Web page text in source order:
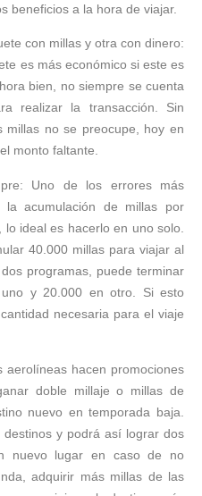
beneficios a la hora de viajar.
con millas y otra con dinero:
es más económico si este es
bien, no siempre se cuenta
realizar la transacción. Sin
millas no se preocupe, hoy en
monto faltante.
Uno de los errores más
acumulación de millas por
ideal es hacerlo en uno solo.
40.000 millas para viajar al
programas, puede terminar
y 20.000 en otro. Si esto
necesaria para el viaje
aerolíneas hacen promociones
doble millaje o millas de
nuevo en temporada baja.
y podrá así lograr dos
nuevo lugar en caso de no
adquirir más millas de las